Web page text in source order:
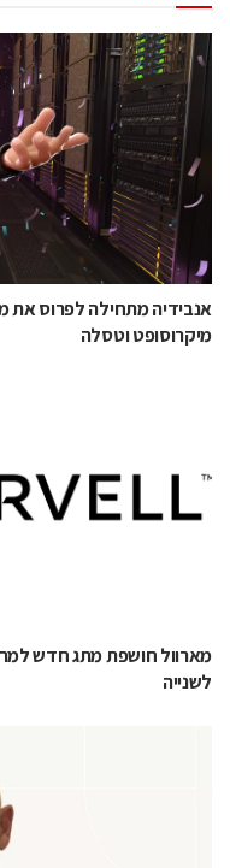
מיקרוסופט וטסלה
לשנייה